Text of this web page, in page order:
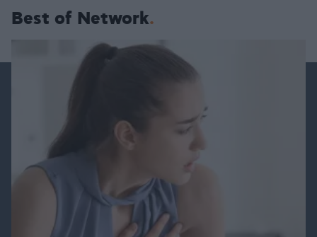
Best of Network